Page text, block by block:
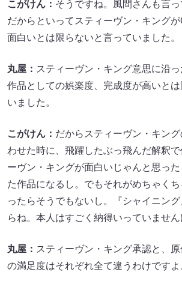
こがけん： そうですね。風間さんも言っ
だからといってスティーヴン・キング
面白いとは限らないと言っていました。
丸屋： スティーヴン・キング意思に沿っ
作品としての娯楽度、完成度が高いと
いました。
こがけん： だからスティーヴン・キン
わせた時に、飛躍したぶっ飛んだ解釈
ーヴン・キングが面白いじゃんと思っ
た作品になるし。でもそれがめちゃく
ったらそうでもないし。『シャイニン
らね。本人はすごく納得いっていません
丸屋： スティーヴン・キング承認と、
の満足度はそれぞれ全て違うわけですよ